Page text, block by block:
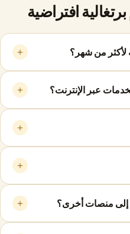
افتراضية
لأكثر من شهر؟ ＋
عبر الإنترنت؟ ＋
＋
＋
إلى منصات أخرى؟ ＋